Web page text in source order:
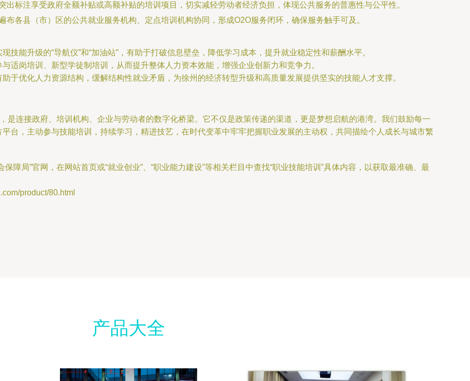
出标注享受政府全额补贴或高额补贴的培训项目，切实减轻劳动者经济负担，体现公共服务的普惠性与公平性。
布各县（市）区的公共就业服务机构、定点培训机构协同，形成O2O服务闭环，确保服务触手可及。
技能升级的“导航仪”和“加油站”，有助于打破信息壁垒，降低学习成本，提升就业稳定性和薪酬水平。
适岗培训、新型学徒制培训，从而提升整体人力资本效能，增强企业创新力和竞争力。
于优化人力资源结构，缓解结构性就业矛盾，为徐州的经济转型升级和高质量发展提供坚实的技能人才支撑。
是连接政府、培训机构、企业与劳动者的数字化桥梁。它不仅是政策传递的渠道，更是梦想启航的港湾。我们鼓励每一
台，主动参与技能培训，持续学习，精进技艺，在时代变革中牢牢把握职业发展的主动权，共同描绘个人成长与城市繁
障局”官网，在网站首页或“就业创业”、“职业能力建设”等相关栏目中查找“职业技能培训”具体内容，以获取最准确、最
product/80.html
产品大全